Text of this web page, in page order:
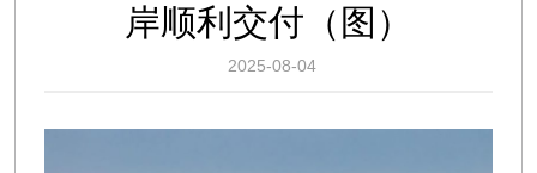
岸顺利交付（图）
2025-08-04